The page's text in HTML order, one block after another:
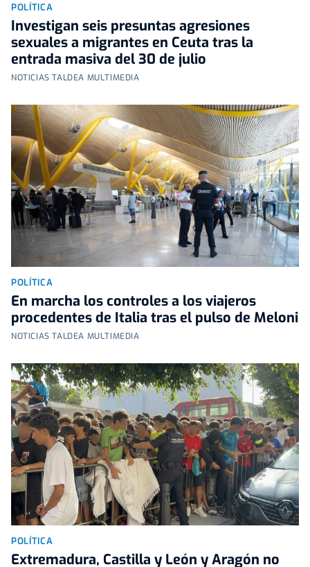
POLÍTICA
Investigan seis presuntas agresiones
sexuales a migrantes en Ceuta tras la
entrada masiva del 30 de julio
NOTICIAS TALDEA MULTIMEDIA
POLÍTICA
En marcha los controles a los viajeros
procedentes de Italia tras el pulso de Meloni
NOTICIAS TALDEA MULTIMEDIA
POLÍTICA
Extremadura, Castilla y León y Aragón no